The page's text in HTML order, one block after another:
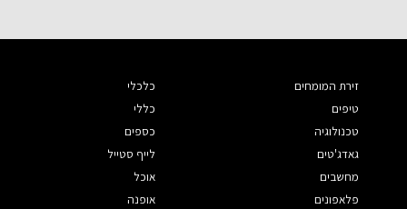
זירת המומחים
טיפים
טכנולוגיה
גאדג'טים
מחשבים
פלאפונים
כלכלי
כללי
כספים
לייף סטייל
אוכל
אופנה